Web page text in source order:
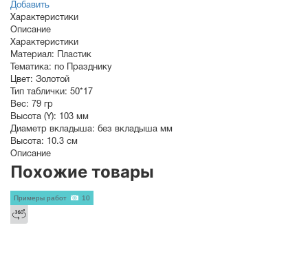
Добавить
Характеристики
Описание
Характеристики
Материал: Пластик
Тематика: по Празднику
Цвет: Золотой
Тип таблички: 50*17
Вес: 79 гр
Высота (Y): 103 мм
Диаметр вкладыша: без вкладыша мм
Высота: 10.3 см
Описание
Похожие товары
Примеры работ 10